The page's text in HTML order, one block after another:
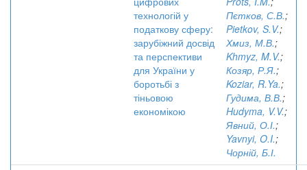
технологій у
податкову сферу:
зарубіжний досвід
та перспективи
для України у
боротьбі з
тіньовою
економікою
Пєтков, С.В.;
Pietkov, S.V.;
Хмиз, М.В.;
Khmyz, M.V.;
Козяр, Р.Я.;
Koziar, R.Ya.;
Гудима, В.В.;
Hudyma, V.V.;
Явний, О.І.;
Yavnyi, O.I.;
Чорній, Б.І.